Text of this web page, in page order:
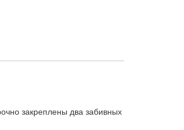
закреплены два забивных